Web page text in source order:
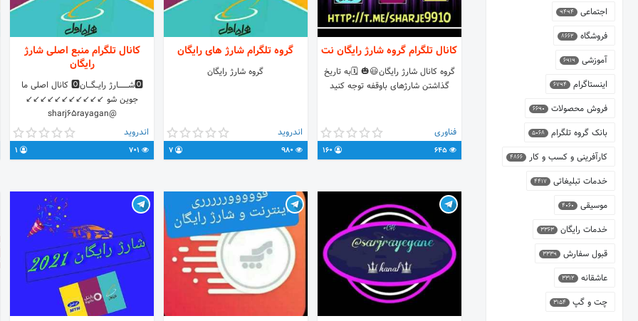
کانال تلگرام گروه شارژ رایگان نت
گروه کانال شارژ رایگان😃🎃 🗓به تاریخ
گذاشتن شارژهای باوقفه توجه کنید
فناوری
645
160
گروه تلگرام شارژ های رایگان
گروه شارژ رایگان
اندروید
980
7
کانال تلگرام منبع اصلی شارژ
رایگان
🅾شــــــــــــــارژ رایــــگـــــان🅾 کانال اصلی ما
جوین شو ↙️↙️↙️↙️↙️↙️↙️↙️↙️↙️↙️
@sharj65rayagan
@sharj65rayagan
@sharj65rayagan
اندروید
701
1
اجتماعی 9494
فروشگاه 8662
آموزشی 6919
اینستاگرام 6794
فروش محصولات 6690
بانک گروه تلگرام 5068
کارآفرینی و کسب و کار 4866
خدمات تبلیغاتی 4417
موسیقی 4060
خدمات رایگان 3363
قبول سفارش 3339
عاشقانه 3312
چت و گپ 3154